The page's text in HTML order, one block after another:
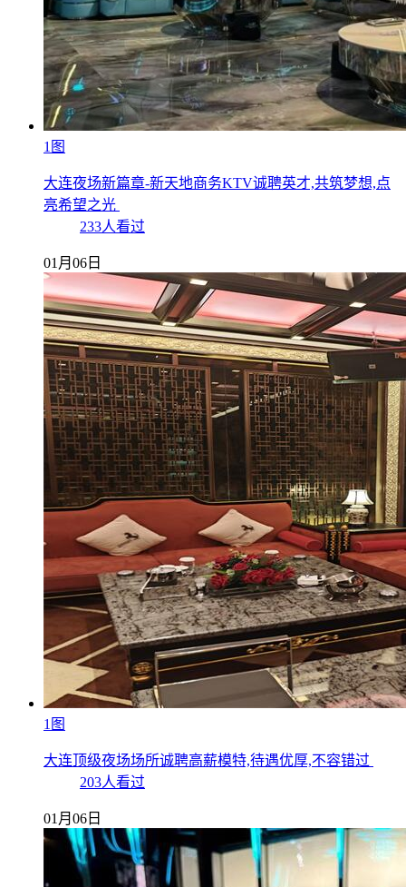
1图
大连夜场新篇章-新天地商务KTV诚聘英才,共筑梦想,点
亮希望之光
233人看过
01月06日
1图
大连顶级夜场场所诚聘高薪模特,待遇优厚,不容错过
203人看过
01月06日